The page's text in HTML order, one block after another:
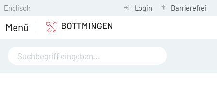
Englisch Login Barrierefrei
Menü